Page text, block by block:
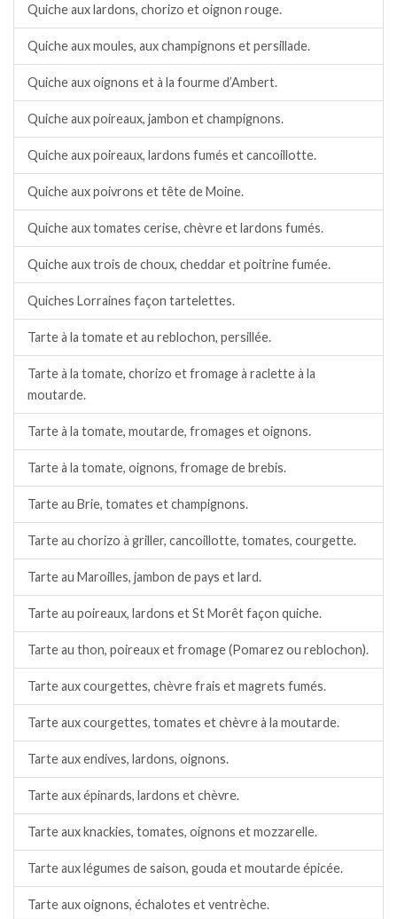
Quiche aux lardons, chorizo et oignon rouge.
Quiche aux moules, aux champignons et persillade.
Quiche aux oignons et à la fourme d’Ambert.
Quiche aux poireaux, jambon et champignons.
Quiche aux poireaux, lardons fumés et cancoillotte.
Quiche aux poivrons et tête de Moine.
Quiche aux tomates cerise, chèvre et lardons fumés.
Quiche aux trois de choux, cheddar et poitrine fumée.
Quiches Lorraines façon tartelettes.
Tarte à la tomate et au reblochon, persillée.
Tarte à la tomate, chorizo et fromage à raclette à la
moutarde.
Tarte à la tomate, moutarde, fromages et oignons.
Tarte à la tomate, oignons, fromage de brebis.
Tarte au Brie, tomates et champignons.
Tarte au chorizo à griller, cancoillotte, tomates, courgette.
Tarte au Maroilles, jambon de pays et lard.
Tarte au poireaux, lardons et St Morêt façon quiche.
Tarte au thon, poireaux et fromage (Pomarez ou reblochon).
Tarte aux courgettes, chèvre frais et magrets fumés.
Tarte aux courgettes, tomates et chèvre à la moutarde.
Tarte aux endives, lardons, oignons.
Tarte aux épinards, lardons et chèvre.
Tarte aux knackies, tomates, oignons et mozzarelle.
Tarte aux légumes de saison, gouda et moutarde épicée.
Tarte aux oignons, échalotes et ventrèche.